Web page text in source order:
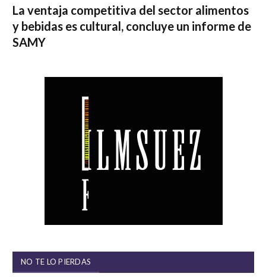
La ventaja competitiva del sector alimentos
y bebidas es cultural, concluye un informe de
SAMY
NO TE LO PIERDAS